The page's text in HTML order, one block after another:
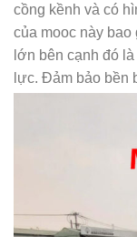
cồng kềnh và có
của mooc này
lớn bên cạnh đó
lực. Đảm bảo bền